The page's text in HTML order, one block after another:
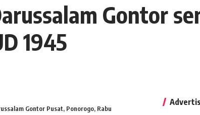
Gontor
1945
Gontor Pusat, Ponorogo, Rabu